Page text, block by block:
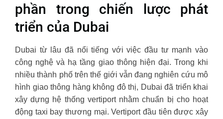
phần trong chiến lược phát
triển của Dubai
Dubai từ lâu đã nổi tiếng với việc đầu tư mạnh vào
công nghệ và hạ tầng giao thông hiện đại. Trong khi
nhiều thành phố trên thế giới vẫn đang nghiên cứu mô
hình giao thông hàng không đô thị, Dubai đã triển khai
xây dựng hệ thống vertiport nhằm chuẩn bị cho hoạt
động taxi bay thương mại. Vertiport đầu tiên được xây